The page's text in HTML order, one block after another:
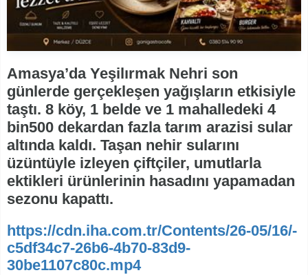
Amasya’da Yeşilırmak Nehri son
günlerde gerçekleşen yağışların etkisiyle
taştı. 8 köy, 1 belde ve 1 mahalledeki 4
bin500 dekardan fazla tarım arazisi sular
altında kaldı. Taşan nehir sularını
üzüntüyle izleyen çiftçiler, umutlarla
ektikleri ürünlerinin hasadını yapamadan
sezonu kapattı.
https://cdn.iha.com.tr/Contents/26-05/16/-
c5df34c7-26b6-4b70-83d9-
30be1107c80c.mp4